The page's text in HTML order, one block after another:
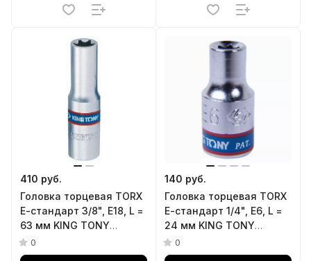
410 руб.
Головка торцевая TORX
Е-стандарт 3/8", E18, L =
63 мм KING TONY
327518M
0
140 руб.
Головка торцевая TORX
Е-стандарт 1/4", E6, L =
24 мм KING TONY
237506M
0